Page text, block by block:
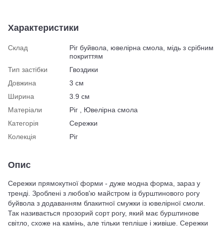
Характеристики
Склад
Ріг буйвола, ювелірна смола, мідь з срібним
покриттям
Тип застібки
Гвоздики
Довжина
3 см
Ширина
3.9 см
Матеріали
Ріг , Ювелірна смола
Категорія
Сережки
Колекція
Ріг
Опис
Сережки прямокутної форми - дуже модна форма, зараз у
тренді. Зроблені з любов'ю майстром із бурштинового рогу
буйвола з додаванням блакитної смужки із ювелірної смоли.
Так називається прозорий сорт рогу, який має бурштинове
світло, схоже на камінь, але тільки тепліше і живіше. Сережки